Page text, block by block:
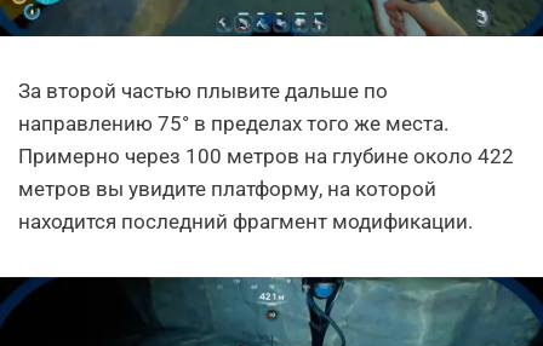
За второй частью плывите дальше по
направлению 75° в пределах того же места.
Примерно через 100 метров на глубине около 422
метров вы увидите платформу, на которой
находится последний фрагмент модификации.